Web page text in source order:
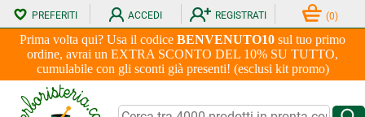
Prima volta qui? Usa il codice BENVENUTO10 sul tuo primo
ordine, avrai un EXTRA SCONTO DEL 10% SU TUTTO,
cumulabile con gli sconti già presenti! (esclusi kit promo)
PREFERITI ACCEDI REGISTRATI (0)